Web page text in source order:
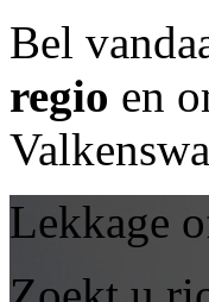
Bel
regio en
Lekkage